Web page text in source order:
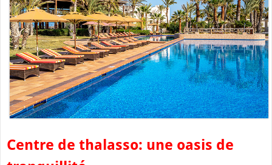
Centre de thalasso: une oasis de